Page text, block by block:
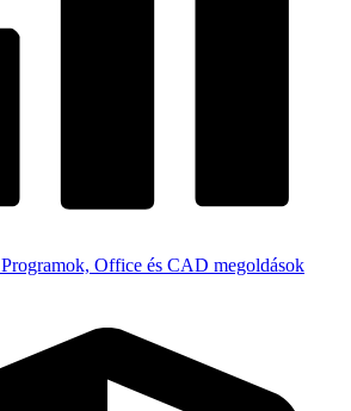
Programok, Office és CAD megoldások